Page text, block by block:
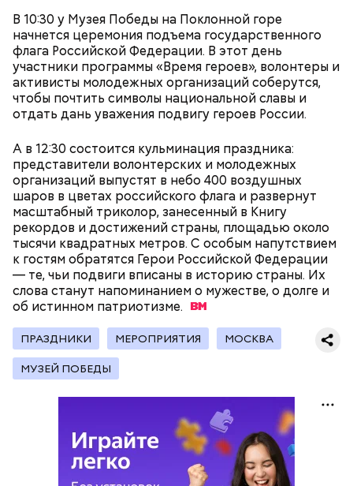
В 10:30 у Музея Победы на Поклонной горе
начнется церемония подъема государственного
флага Российской Федерации. В этот день
участники программы «Время героев», волонтеры и
активисты молодежных организаций соберутся,
чтобы почтить символы национальной славы и
отдать дань уважения подвигу героев России.
А в 12:30 состоится кульминация праздника:
представители волонтерских и молодежных
организаций выпустят в небо 400 воздушных
шаров в цветах российского флага и развернут
масштабный триколор, занесенный в Книгу
рекордов и достижений страны, площадью около
тысячи квадратных метров. С особым напутствием
к гостям обратятся Герои Российской Федерации
— те, чьи подвиги вписаны в историю страны. Их
слова станут напоминанием о мужестве, о долге и
об истинном патриотизме.
ПРАЗДНИКИ МЕРОПРИЯТИЯ МОСКВА
МУЗЕЙ ПОБЕДЫ
На главной странице сайтаkarta.mos.ruможно
найти тематические подборки скидок и самые
выгодные предложения, которые доступны на
данный момент.
В разделе «Каталог» представлены все
предложения партнеров. В нем можно включить
сортировку по типам льготы, интересующим
товарам и услугам, брендам, станциям метро и
другим.
Где проходит